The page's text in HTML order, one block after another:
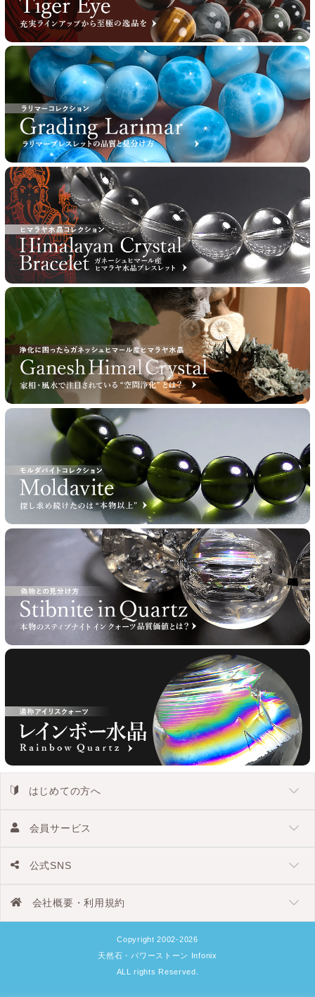
はじめての方へ
会員サービス
公式SNS
会社概要・利用規約
Copyright 2002-2026
天然石・パワーストーン Infonix
ALL rights Reserved.